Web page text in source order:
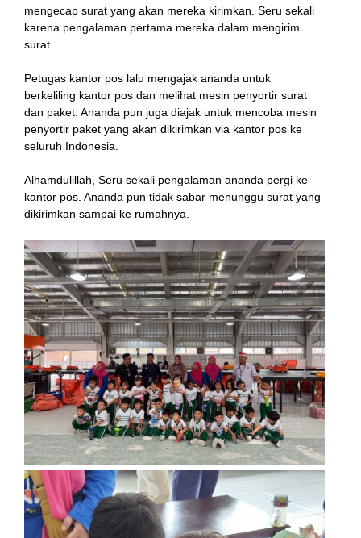
mengecap surat yang akan mereka kirimkan. Seru sekali
karena pengalaman pertama mereka dalam mengirim
surat.
Petugas kantor pos lalu mengajak ananda untuk
berkeliling kantor pos dan melihat mesin penyortir surat
dan paket. Ananda pun juga diajak untuk mencoba mesin
penyortir paket yang akan dikirimkan via kantor pos ke
seluruh Indonesia.
Alhamdulillah, Seru sekali pengalaman ananda pergi ke
kantor pos. Ananda pun tidak sabar menunggu surat yang
dikirimkan sampai ke rumahnya.